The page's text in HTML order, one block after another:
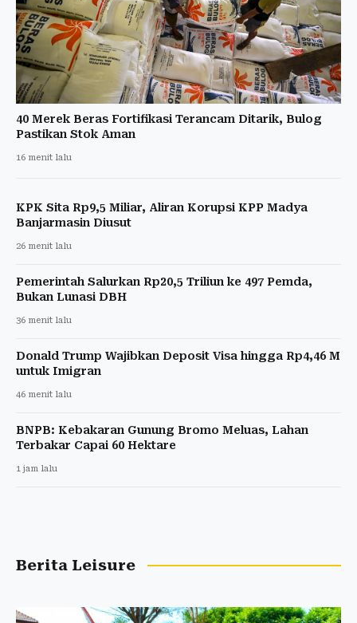
40 Merek Beras Fortifikasi Terancam Ditarik, Bulog
Pastikan Stok Aman
16 menit lalu
KPK Sita Rp9,5 Miliar, Aliran Korupsi KPP Madya
Banjarmasin Diusut
26 menit lalu
Pemerintah Salurkan Rp20,5 Triliun ke 497 Pemda,
Bukan Lunasi DBH
36 menit lalu
Donald Trump Wajibkan Deposit Visa hingga Rp4,46 M
untuk Imigran
46 menit lalu
BNPB: Kebakaran Gunung Bromo Meluas, Lahan
Terbakar Capai 60 Hektare
1 jam lalu
Berita Leisure